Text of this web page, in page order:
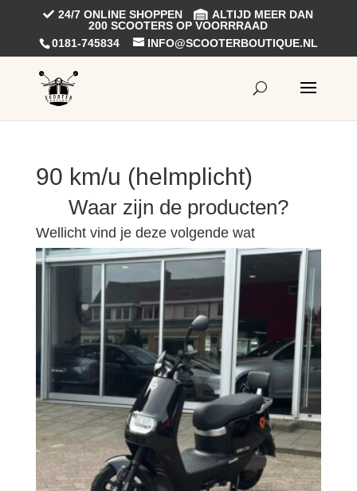
24/7 ONLINE SHOPPEN
ALTIJD MEER DAN
200 SCOOTERS OP VOORRRAAD
0181-745834
INFO@SCOOTERBOUTIQUE.NL
90 km/u (helmplicht)
Waar zijn de producten?
Wellicht vind je deze volgende wat